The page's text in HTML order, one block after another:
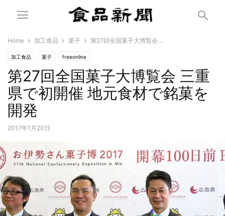
Home 加工食品 菓子 第27回全国菓子大博覧会 ...
加工食品 菓子 freeonline
第27回全国菓子大博覧会 三重
県で初開催 地元食材で銘菓を
開発
2017年1月20日